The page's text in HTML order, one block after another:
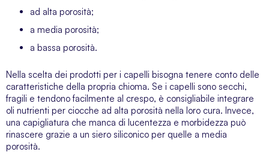
ad alta porosità;
a media porosità;
a bassa porosità.
Nella scelta dei prodotti per i capelli bisogna tenere conto delle
caratteristiche della propria chioma. Se i capelli sono secchi,
fragili e tendono facilmente al crespo, è consigliabile integrare
oli nutrienti per ciocche ad alta porosità nella loro cura. Invece,
una capigliatura che manca di lucentezza e morbidezza può
rinascere grazie a un siero siliconico per quelle a media
porosità.